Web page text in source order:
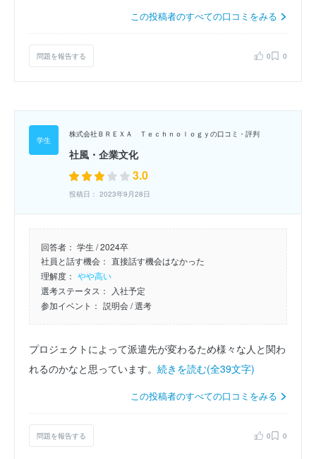
この投稿者のすべての口コミをみる
問題を報告する 0 0
株式会社ＢＲＥＸＡ Ｔｅｃｈｎｏｌｏｇｙの口コミ・評判
社風・企業文化
3.0
投稿日： 2023年9月28日
回答者： 学生 / 2024卒
社員と話す機会： 直接話す機会はなかった
理解度： やや高い
選考ステータス：
入社予定
参加イベント： 説明会/ 選考
プロジェクトによって派遣先が変わるため様々な人と関わ
れるのかなと思っています。 続きを読む(全39文字)
この投稿者のすべての口コミをみる
問題を報告する 0 0